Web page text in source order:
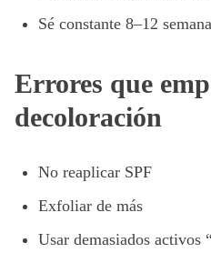
Sé constante 8–12
Errores que
decoloración
No reaplicar SPF
Exfoliar de más
Usar demasiados activos